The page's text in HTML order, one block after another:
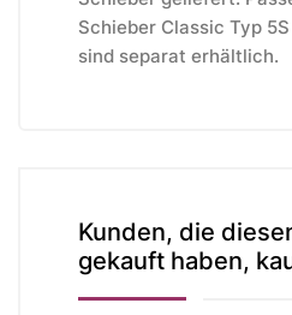
Schieber Classic Typ
sind separat erhältlich.
Kunden, die
gekauft haben,